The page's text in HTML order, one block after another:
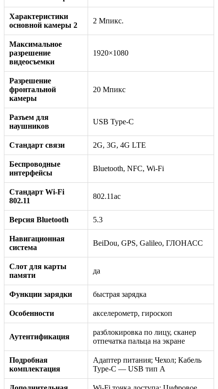
Характеристики
основной камеры 2
2 Мпикс.
Максимальное
разрешение
видеосъемки
1920×1080
Разрешение
фронтальной
камеры
20 Мпикс
Разъем для
наушников
USB Type-C
Стандарт связи 2G, 3G, 4G LTE
Беспроводные
интерфейсы
Bluetooth, NFC, Wi-Fi
Стандарт Wi-Fi
802.11
802.11ac
Версия Bluetooth 5.3
Навигационная
система
BeiDou, GPS, Galileo, ГЛОНАСС
Слот для карты
памяти
да
Функции зарядки быстрая зарядка
Особенности акселерометр, гироскоп
Аутентификация
разблокировка по лицу, сканер
отпечатка пальца на экране
Подробная
комплектация
Адаптер питания; Чехол; Кабель
Type-C — USB тип А